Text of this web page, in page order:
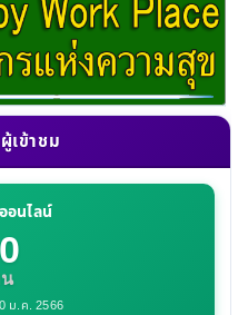
เข้าชม
อนไลน์
ม.ค. 2566